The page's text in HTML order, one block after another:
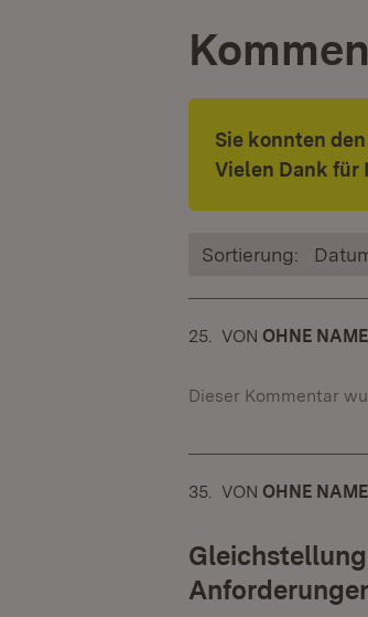
Sie konnten
Vielen Dank für
Sortierung:
25. KOMMENTAR
VON :OHNE NAME
Dieser Kommentar
35. KOMMENTAR
VON :OHNE NAME